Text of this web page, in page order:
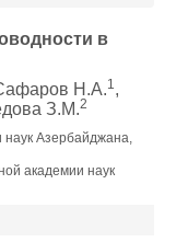
в
Н.А.1,
З.М.2
наук Азербайджана,
академии наук